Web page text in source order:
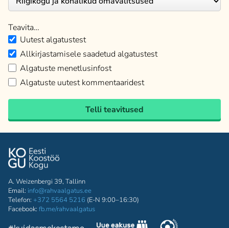
Teavita…
Uutest algatustest
Allkirjastamisele saadetud algatustest
Algatuste menetlusinfost
Algatuste uutest kommentaaridest
Telli teavitused
A. Weizenbergi 39, Tallinn
Email: info@rahvaalgatus.ee
Telefon: +372 5564 5216 (E-N 9:00–16:30)
Facebook: fb.me/rahvaalgatus